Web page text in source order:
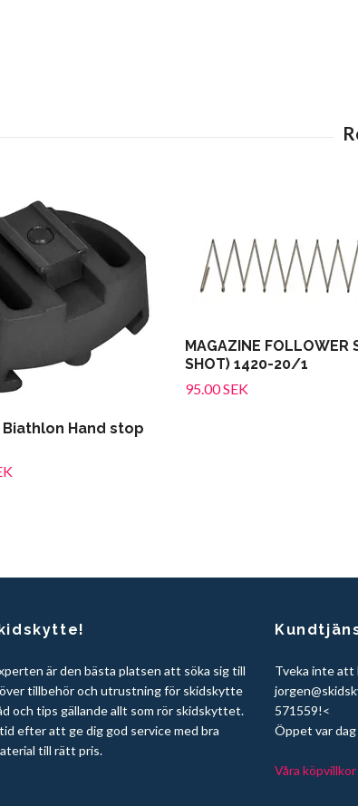
Hand stop
MAGAZINE FOLLOWER
SHOT) 1420-20/1
95.00 SEK
är den bästa platsen att söka sig till
tillbehör och utrustning för skidskytte
och tips gällande allt som rör skidskyttet.
efter att ge dig god service med bra
till rätt pris.
Tveka inte att
571559!<
Öppet var dag
Våra köpvillkor